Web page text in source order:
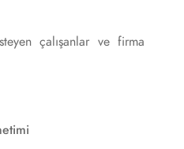
çalışanlar ve firma